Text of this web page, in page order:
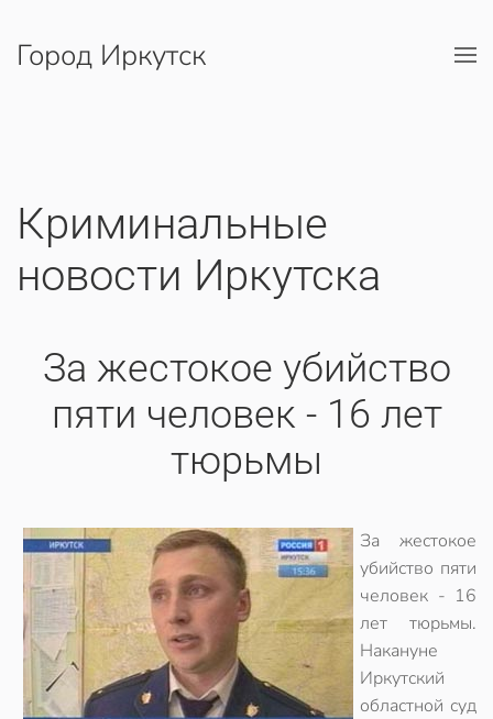
Перейти к содержимому
Город Иркутск
Криминальные
новости Иркутска
За жестокое убийство
пяти человек - 16 лет
тюрьмы
За жестокое
убийство пяти
человек - 16
лет тюрьмы.
Накануне
Иркутский
областной суд